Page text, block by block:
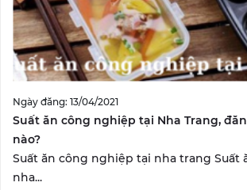
Ngày đăng: 13/04/2021
Suất ăn công nghiệp tại Nha Trang,
nào?
Suất ăn công nghiệp tại nha trang Suất
nha...